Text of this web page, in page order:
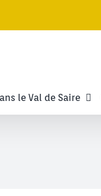
le Val de Saire